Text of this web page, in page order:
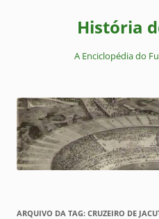
História
A Enciclopédia do
ARQUIVO DA TAG: CRUZEIRO DE